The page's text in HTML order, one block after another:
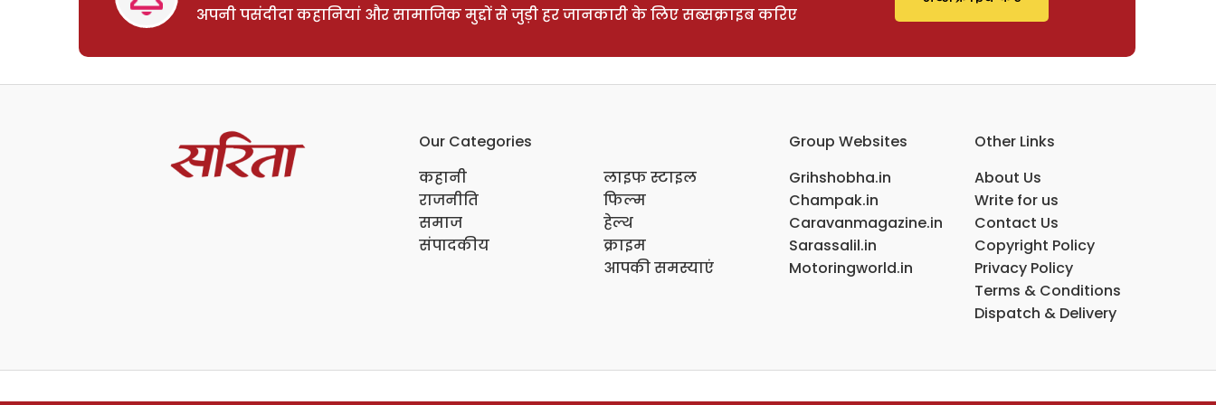
अपनी पसंदीदा कहानियां और सामाजिक मुद्दों से जुड़ी हर जानकारी के लिए सब्सक्राइब करिए
Our Categories
कहानी
राजनीति
समाज
संपादकीय
लाइफ स्टाइल
फिल्म
हेल्थ
क्राइम
आपकी समस्याएं
Group Websites
Grihshobha.in
Champak.in
Caravanmagazine.in
Sarassalil.in
Motoringworld.in
Other Links
About Us
Write for us
Contact Us
Copyright Policy
Privacy Policy
Terms & Conditions
Dispatch & Delivery